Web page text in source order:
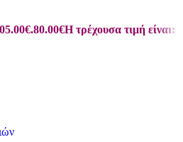
80.00€Η τρέχουσα τιμή είναι: